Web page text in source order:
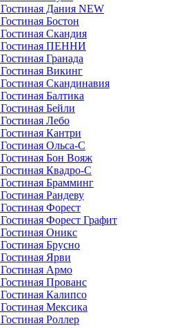
Гостиная Дания NEW
Гостиная Бостон
Гостиная Скандия
Гостиная ПЕННИ
Гостиная Гранада
Гостиная Викинг
Гостиная Скандинавия
Гостиная Балтика
Гостиная Бейли
Гостиная Лебо
Гостиная Кантри
Гостиная Ольса-С
Гостиная Бон Вояж
Гостиная Квадро-С
Гостиная Брамминг
Гостиная Рандеву
Гостиная Форест
Гостиная Форест Графит
Гостиная Оникс
Гостиная Брусно
Гостиная Ярви
Гостиная Армо
Гостиная Прованс
Гостиная Калипсо
Гостиная Мексика
Гостиная Роллер